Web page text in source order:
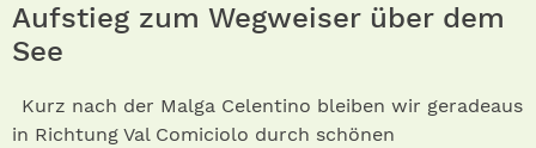
Aufstieg zum Wegweiser über dem
See
Kurz nach der Malga Celentino bleiben wir geradeaus
in Richtung Val Comiciolo durch schönen